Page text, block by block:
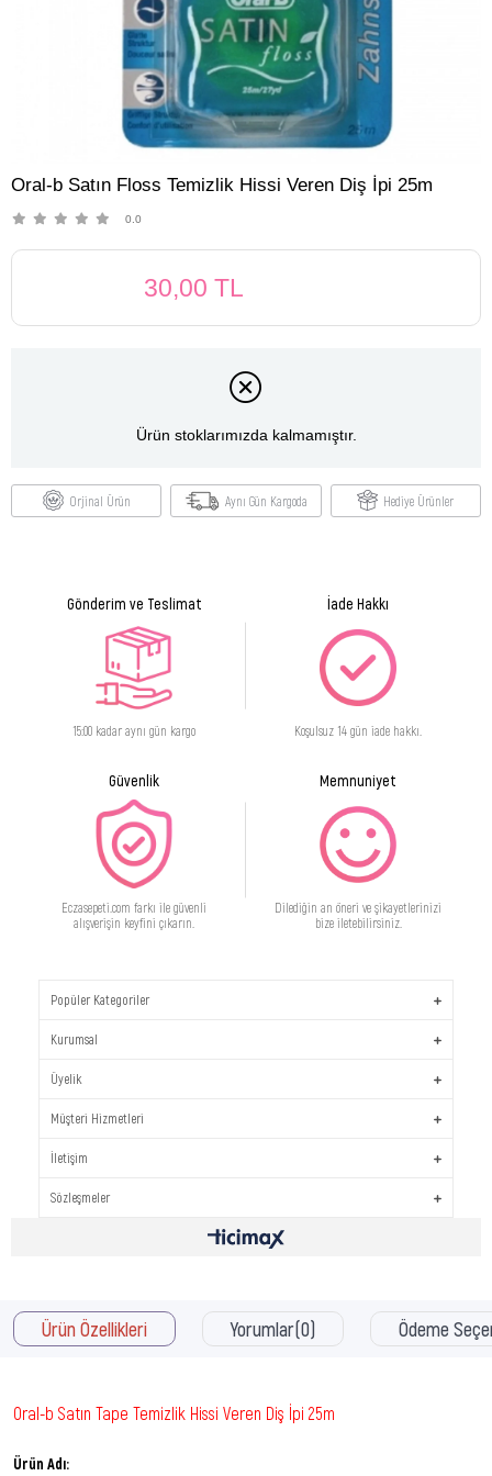
Oral-b Satın Floss Temizlik Hissi Veren Diş İpi 25m
0.0
30,00 TL
Ürün stoklarımızda kalmamıştır.
Orjinal Ürün Aynı Gün Kargoda Hediye Ürünler
Gönderim ve Teslimat
15:00 kadar aynı gün kargo
İade Hakkı
Koşulsuz 14 gün iade hakkı.
Güvenlik
Eczasepeti.com farkı ile güvenli
alışverişin keyfini çıkarın.
Memnuniyet
Dilediğin an öneri ve şikayetlerinizi
bize iletebilirsiniz.
Popüler Kategoriler
Kurumsal
Üyelik
Müşteri Hizmetleri
İletişim
Sözleşmeler
Ürün Özellikleri Yorumlar(0) Ödeme
Oral-b Satın Tape Temizlik Hissi Veren Diş İpi 25m
Ürün Adı: